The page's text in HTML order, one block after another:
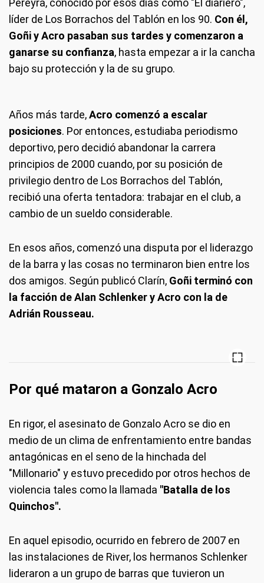
Pereyra, conocido por esos días como "El diariero",
líder de Los Borrachos del Tablón en los 90. Con él,
Goñi y Acro pasaban sus tardes y comenzaron a
ganarse su confianza, hasta empezar a ir la cancha
bajo su protección y la de su grupo.
Años más tarde,Acro comenzó a escalar
posiciones. Por entonces, estudiaba periodismo
deportivo, pero decidió abandonar la carrera
principios de 2000 cuando, por su posición de
privilegio dentro de Los Borrachos del Tablón,
recibió una oferta tentadora: trabajar en el club, a
cambio de un sueldo considerable.
En esos años, comenzó una disputa por el liderazgo
de la barra y las cosas no terminaron bien entre los
dos amigos. Según publicó Clarín, Goñi terminó con
la facción de Alan Schlenker y Acro con la de
Adrián Rousseau.
Por qué mataron a Gonzalo Acro
En rigor, el asesinato de Gonzalo Acro se dio en
medio de un clima de enfrentamiento entre bandas
antagónicas en el seno de la hinchada del
"Millonario" y estuvo precedido por otros hechos de
violencia tales como la llamada "Batalla de los
Quinchos".
En aquel episodio, ocurrido en febrero de 2007 en
las instalaciones de River, los hermanos Schlenker
lideraron a un grupo de barras que tuvieron un